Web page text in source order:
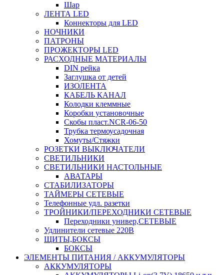
Шар
ЛЕНТА LED
Коннекторы для LED
НОЧНИКИ
ПАТРОНЫ
ПРОЖЕКТОРЫ LED
РАСХОДНЫЕ МАТЕРИАЛЫ
DIN рейка
Заглушка от детей
ИЗОЛЕНТА
КАБЕЛЬ КАНАЛ
Колодки клеммные
Коробки установочные
Скобы пласт.NCR-06-50
Трубка термоусадочная
Хомуты/Стяжки
РОЗЕТКИ ВЫКЛЮЧАТЕЛИ
СВЕТИЛЬНИКИ
СВЕТИЛЬНИКИ НАСТОЛЬНЫЕ
АВАТАРЫ
СТАБИЛИЗАТОРЫ
ТАЙМЕРЫ СЕТЕВЫЕ
Телефонные удл. разетки
ТРОЙНИКИ/ПЕРЕХОДНИКИ СЕТЕВЫЕ
Переходники универ,СЕТЕВЫЕ
Удлинители сетевые 220В
ЩИТЫ,БОКСЫ
БОКСЫ
ЭЛЕМЕНТЫ ПИТАНИЯ / АККУМУЛЯТОРЫ
АККУМУЛЯТОРЫ